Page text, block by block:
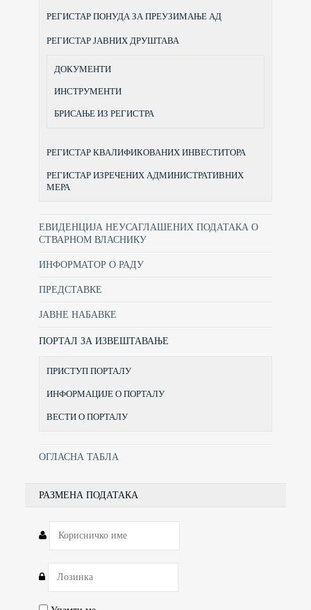
РЕГИСТАР ПОНУДА ЗА ПРЕУЗИМАЊЕ АД
РЕГИСТАР ЈАВНИХ ДРУШТАВА
ДОКУМЕНТИ
ИНСТРУМЕНТИ
БРИСАЊЕ ИЗ РЕГИСТРА
РЕГИСТАР КВАЛИФИКОВАНИХ ИНВЕСТИТОРА
РЕГИСТАР ИЗРЕЧЕНИХ АДМИНИСТРАТИВНИХ
МЕРА
ЕВИДЕНЦИЈА НЕУСАГЛАШЕНИХ ПОДАТАКА О
СТВАРНОМ ВЛАСНИКУ
ИНФОРМАТОР О РАДУ
ПРЕДСТАВКЕ
ЈАВНЕ НАБАВКЕ
ПОРТАЛ ЗА ИЗВЕШТАВАЊЕ
ПРИСТУП ПОРТАЛУ
ИНФОРМАЦИЈЕ О ПОРТАЛУ
ВЕСТИ О ПОРТАЛУ
ОГЛАСНА ТАБЛА
РАЗМЕНА ПОДАТАКА